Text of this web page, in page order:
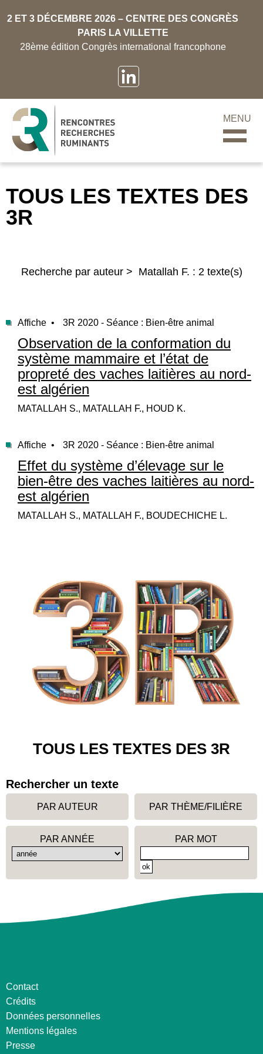
2 ET 3 DÉCEMBRE 2026 – CENTRE DES CONGRÈS
PARIS LA VILLETTE
28ème édition Congrès international francophone
MENU
TOUS LES TEXTES DES
3R
Recherche par auteur > Matallah F. : 2 texte(s)
Affiche • 3R 2020 - Séance : Bien-être animal
Observation de la conformation du
système mammaire et l’état de
propreté des vaches laitières au nord-
est algérien
MATALLAH S., MATALLAH F., HOUD K.
Affiche • 3R 2020 - Séance : Bien-être animal
Effet du système d’élevage sur le
bien-être des vaches laitières au nord-
est algérien
MATALLAH S., MATALLAH F., BOUDECHICHE L.
TOUS LES TEXTES DES 3R
Rechercher un texte
PAR AUTEUR PAR THÈME/FILIÈRE
PAR ANNÉE PAR MOT
Contact
Crédits
Données personnelles
Mentions légales
Presse